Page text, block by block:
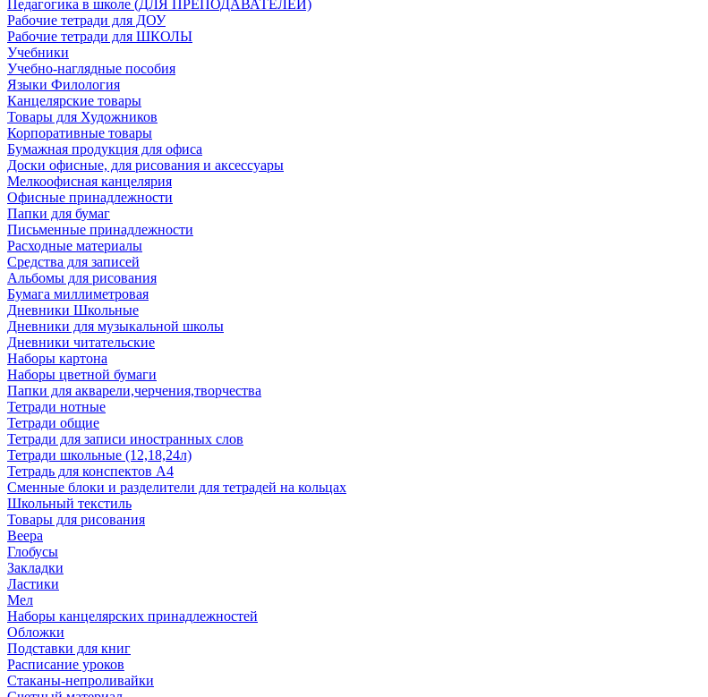
Педагогика в школе (ДЛЯ ПРЕПОДАВАТЕЛЕЙ)
Рабочие тетради для ДОУ
Рабочие тетради для ШКОЛЫ
Учебники
Учебно-наглядные пособия
Языки Филология
Канцелярские товары
Товары для Художников
Корпоративные товары
Бумажная продукция для офиса
Доски офисные, для рисования и аксессуары
Мелкоофисная канцелярия
Офисные принадлежности
Папки для бумаг
Письменные принадлежности
Расходные материалы
Средства для записей
Альбомы для рисования
Бумага миллиметровая
Дневники Школьные
Дневники для музыкальной школы
Дневники читательские
Наборы картона
Наборы цветной бумаги
Папки для акварели,черчения,творчества
Тетради нотные
Тетради общие
Тетради для записи иностранных слов
Тетради школьные (12,18,24л)
Тетрадь для конспектов А4
Сменные блоки и разделители для тетрадей на кольцах
Школьный текстиль
Товары для рисования
Веера
Глобусы
Закладки
Ластики
Мел
Наборы канцелярских принадлежностей
Обложки
Подставки для книг
Расписание уроков
Стаканы-непроливайки